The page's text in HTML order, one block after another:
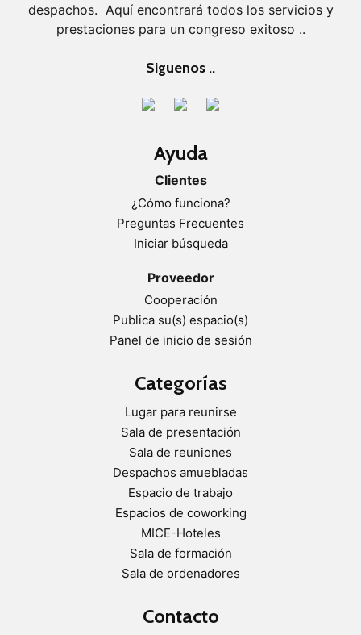
despachos. Aquí encontrará todos los servicios y
prestaciones para un congreso exitoso ..
Siguenos ..
Ayuda
Clientes
¿Cómo funciona?
Preguntas Frecuentes
Iniciar búsqueda
Proveedor
Cooperación
Publica su(s) espacio(s)
Panel de inicio de sesión
Categorías
Lugar para reunirse
Sala de presentación
Sala de reuniones
Despachos amuebladas
Espacio de trabajo
Espacios de coworking
MICE-Hoteles
Sala de formación
Sala de ordenadores
Contacto